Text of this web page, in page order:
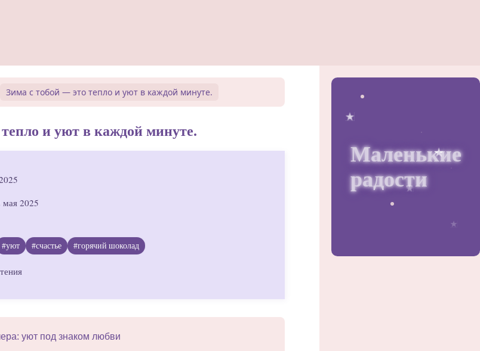
Маленькие
радости
Зима с тобой — это тепло и уют в каждой минуте.
и уют в каждой минуте.
мая 2025
#уют #счастье #горячий шоколад
уют под знаком любви